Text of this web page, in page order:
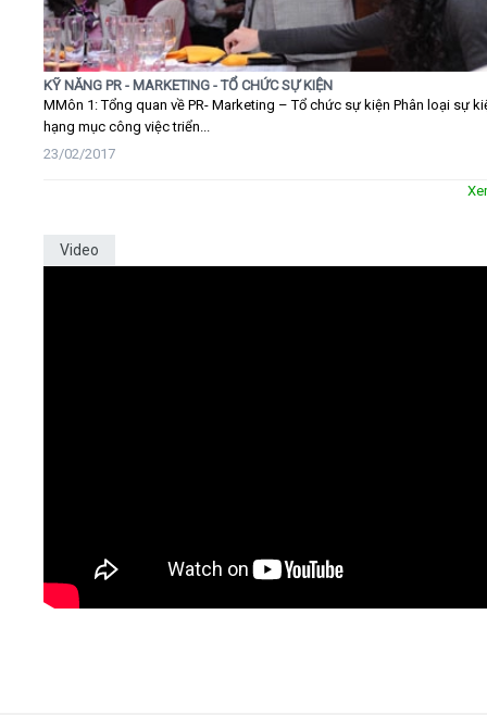
KỸ NĂNG PR - MARKETING - TỔ CHỨC SỰ KIỆN
MMôn 1: Tổng quan về PR- Marketing – Tổ chức sự kiện Phân loại sự
hạng mục công việc triển...
23/02/2017
Video